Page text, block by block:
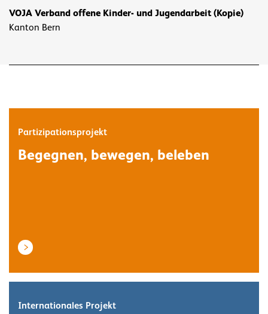
VOJA Verband offene Kinder- und Jugendarbeit (Kopie)
Kanton Bern
Partizipationsprojekt
Begegnen, bewegen, beleben
Internationales Projekt